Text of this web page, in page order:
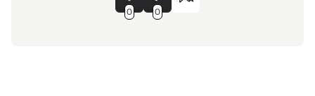
0 0